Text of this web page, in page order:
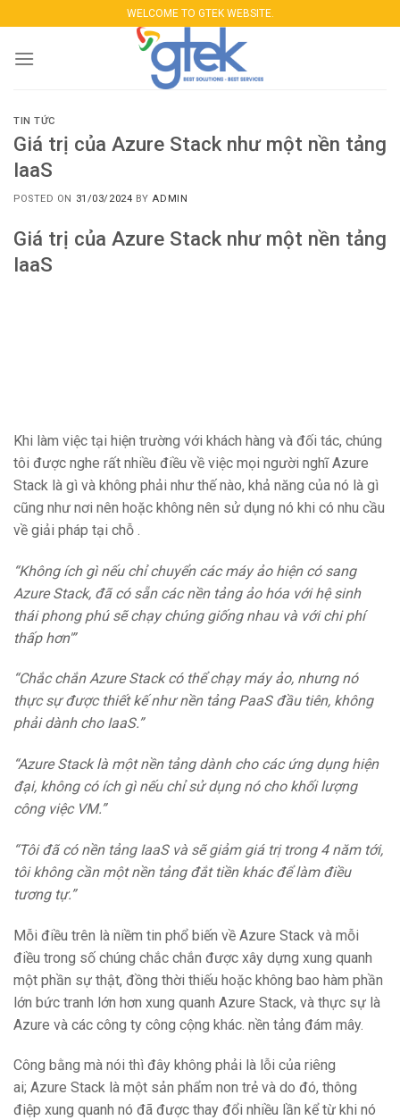
content
WELCOME TO GTEK WEBSITE.
TIN TỨC
Giá trị của Azure Stack như một nền tảng
IaaS
POSTED ON 31/03/2024 BYADMIN
Giá trị của Azure Stack như một nền tảng
IaaS
Khi làm việc tại hiện trường với khách hàng và đối tác, chúng
tôi được nghe rất nhiều điều về việc mọi người nghĩ Azure
Stack là gì và không phải như thế nào, khả năng của nó là gì
cũng như nơi nên hoặc không nên sử dụng nó khi có nhu cầu
về giải pháp tại chỗ .
“Không ích gì nếu chỉ chuyển các máy ảo hiện có sang
Azure Stack, đã có sẵn các nền tảng ảo hóa với hệ sinh
thái phong phú sẽ chạy chúng giống nhau và với chi phí
thấp hơn'”
“Chắc chắn Azure Stack có thể chạy máy ảo, nhưng nó
thực sự được thiết kế như nền tảng PaaS đầu tiên, không
phải dành cho IaaS.”
“Azure Stack là một nền tảng dành cho các ứng dụng hiện
đại, không có ích gì nếu chỉ sử dụng nó cho khối lượng
công việc VM.”
“Tôi đã có nền tảng IaaS và sẽ giảm giá trị trong 4 năm tới,
tôi không cần một nền tảng đắt tiền khác để làm điều
tương tự.”
Mỗi điều trên là niềm tin phổ biến về Azure Stack và mỗi
điều trong số chúng chắc chắn được xây dựng xung quanh
một phần sự thật, đồng thời thiếu hoặc không bao hàm phần
lớn bức tranh lớn hơn xung quanh Azure Stack, và thực sự là
Azure và các công ty công cộng khác. nền tảng đám mây.
Công bằng mà nói thì đây không phải là lỗi của riêng
ai; Azure Stack là một sản phẩm non trẻ và do đó, thông
điệp xung quanh nó đã được thay đổi nhiều lần kể từ khi nó